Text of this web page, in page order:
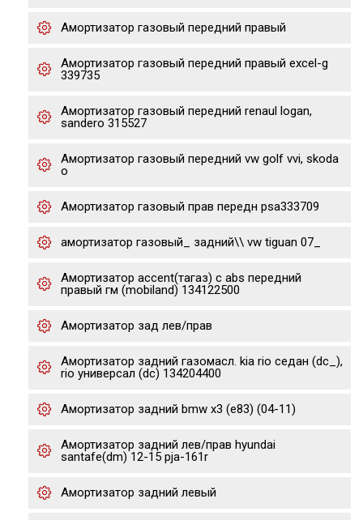
Амортизатор газовый передний правый
Амортизатор газовый передний правый excel-g
339735
Амортизатор газовый передний renaul logan,
sandero 315527
Амортизатор газовый передний vw golf vvi, skoda
o
Амортизатор газовый прав передн psa333709
амортизатор газовый_ задний\\ vw tiguan 07_
Амортизатор accent(тагаз) с abs передний
правый гм (mobiland) 134122500
Амортизатор зад лев/прав
Амортизатор задний газомасл. kia rio седан (dc_),
rio универсал (dc) 134204400
Амортизатор задний bmw x3 (e83) (04-11)
Амортизатор задний лев/прав hyundai
santafe(dm) 12-15 pja-161r
Амортизатор задний левый